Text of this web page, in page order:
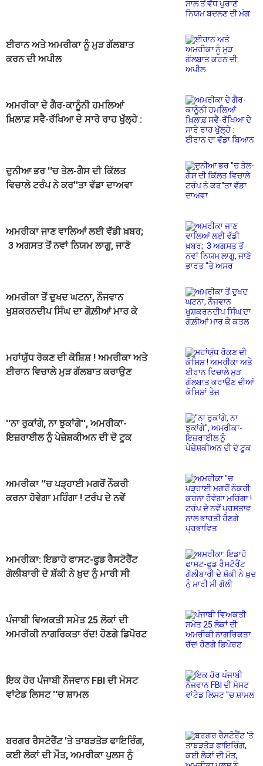
ਈਰਾਨ ਅਤੇ ਅਮਰੀਕਾ ਨੂੰ ਮੁੜ ਗੱਲਬਾਤ
ਕਰਨ ਦੀ ਅਪੀਲ
ਅਮਰੀਕਾ ਦੇ ਗੈਰ-ਕਾਨੂੰਨੀ ਹਮਲਿਆਂ
ਖ਼ਿਲਾਫ਼ ਸਵੈ-ਰੱਖਿਆ ਦੇ ਸਾਰੇ ਰਾਹ ਖੁੱਲ੍ਹੇ :
ਦੁਨੀਆ ਭਰ ''ਚ ਤੇਲ-ਗੈਸ ਦੀ ਕਿੱਲਤ
ਵਿਚਾਲੇ ਟਰੰਪ ਨੇ ਕਰ''ਤਾ ਵੱਡਾ ਦਾਅਵਾ
ਅਮਰੀਕਾ ਜਾਣ ਵਾਲਿਆਂ ਲਈ ਵੱਡੀ ਖ਼ਬਰ;
3 ਅਗਸਤ ਤੋਂ ਨਵਾਂ ਨਿਯਮ ਲਾਗੂ, ਜਾਣੋ
ਅਮਰੀਕਾ ਤੋਂ ਦੁਖਦ ਘਟਨਾ, ਨੌਜਵਾਨ
ਖੁਸ਼ਕਰਨਦੀਪ ਸਿੰਘ ਦਾ ਗੋਲ਼ੀਆਂ ਮਾਰ ਕੇ
ਮਹਾਂਯੁੱਧ ਰੋਕਣ ਦੀ ਕੋਸ਼ਿਸ਼ ! ਅਮਰੀਕਾ ਅਤੇ
ਈਰਾਨ ਵਿਚਾਲੇ ਮੁੜ ਗੱਲਬਾਤ ਕਰਾਉਣ
''ਨਾ ਰੁਕਾਂਗੇ, ਨਾ ਝੁਕਾਂਗੇ'', ਅਮਰੀਕਾ-
ਇਜ਼ਰਾਈਲ ਨੂੰ ਪੇਜ਼ੇਸ਼ਕੀਅਨ ਦੀ ਦੋ ਟੂਕ
ਅਮਰੀਕਾ ''ਚ ਪੜ੍ਹਾਈ ਮਗਰੋਂ ਨੌਕਰੀ
ਕਰਨਾ ਹੋਵੇਗਾ ਮਹਿੰਗਾ ! ਟਰੰਪ ਦੇ ਨਵੇਂ
ਅਮਰੀਕਾ: ਇਡਾਹੋ ਫਾਸਟ-ਫੂਡ ਰੈਸਟੋਰੈਂਟ
ਗੋਲੀਬਾਰੀ ਦੇ ਸ਼ੱਕੀ ਨੇ ਖ਼ੁਦ ਨੂੰ ਮਾਰੀ ਸੀ
ਪੰਜਾਬੀ ਵਿਅਕਤੀ ਸਮੇਤ 25 ਲੋਕਾਂ ਦੀ
ਅਮਰੀਕੀ ਨਾਗਰਿਕਤਾ ਰੱਦ! ਹੋਣਗੇ ਡਿਪੋਰਟ
ਇਕ ਹੋਰ ਪੰਜਾਬੀ ਨੌਜਵਾਨ FBI ਦੀ ਮੋਸਟ
ਵਾਂਟੇਡ ਲਿਸਟ ''ਚ ਸ਼ਾਮਲ
ਬਰਗਰ ਰੈਸਟੋਰੈਂਟ 'ਤੇ ਤਾਬੜਤੋੜ ਫਾਇਰਿੰਗ,
ਕਈ ਲੋਕਾਂ ਦੀ ਮੌਤ, ਅਮਰੀਕਾ ਪੁਲਸ ਨੂੰ